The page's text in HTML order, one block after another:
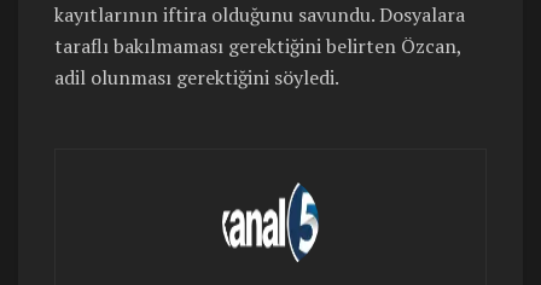
kayıtlarının iftira olduğunu savundu. Dosyalara
taraflı bakılmaması gerektiğini belirten Özcan,
adil olunması gerektiğini söyledi.